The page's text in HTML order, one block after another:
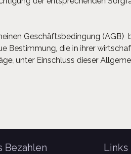
Geschäftsbedingung
Bestimmung, die in ihrer
unter Einschluss dieser
Bezahlen Links